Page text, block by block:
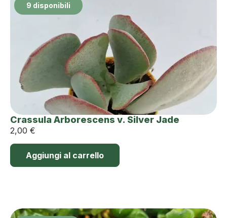
9 disponibili
Crassula Arborescens v. Silver Jade
2,00 €
Aggiungi al carrello